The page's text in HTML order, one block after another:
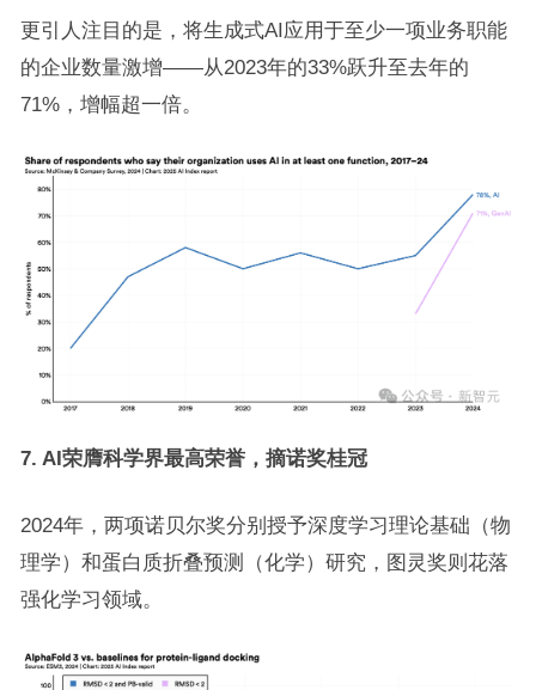
更引人注目的是，将生成式AI应用于至少一项业务职能
的企业数量激增——从2023年的33%跃升至去年的
71%，增幅超一倍。
7. AI荣膺科学界最高荣誉，摘诺奖桂冠
2024年，两项诺贝尔奖分别授予深度学习理论基础（物
理学）和蛋白质折叠预测（化学）研究，图灵奖则花落
强化学习领域。